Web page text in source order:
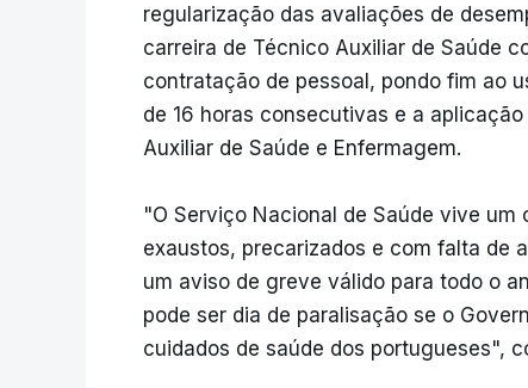
regularização das avaliações de
carreira de Técnico Auxiliar de Saúde
contratação de pessoal, pondo fim ao
de 16 horas consecutivas e a
Auxiliar de Saúde e Enfermagem.
"O Serviço Nacional de Saúde vive
exaustos, precarizados e com falta de
um aviso de greve válido para todo o
pode ser dia de paralisação se o
cuidados de saúde dos portugueses",